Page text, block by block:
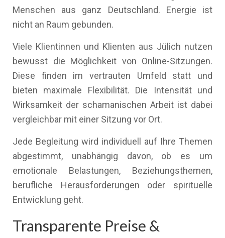
Menschen aus ganz Deutschland. Energie ist
nicht an Raum gebunden.
Viele Klientinnen und Klienten aus Jülich nutzen
bewusst die Möglichkeit von Online-Sitzungen.
Diese finden im vertrauten Umfeld statt und
bieten maximale Flexibilität. Die Intensität und
Wirksamkeit der schamanischen Arbeit ist dabei
vergleichbar mit einer Sitzung vor Ort.
Jede Begleitung wird individuell auf Ihre Themen
abgestimmt, unabhängig davon, ob es um
emotionale Belastungen, Beziehungsthemen,
berufliche Herausforderungen oder spirituelle
Entwicklung geht.
Transparente Preise &